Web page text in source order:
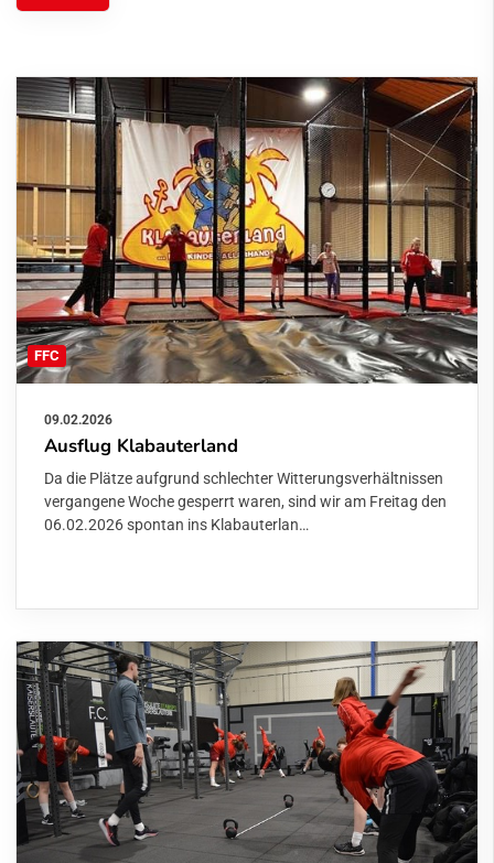
FFC
09.02.2026
Ausflug Klabauterland
Da die Plätze aufgrund schlechter Witterungsverhältnissen
vergangene Woche gesperrt waren, sind wir am Freitag den
06.02.2026 spontan ins Klabauterlan…